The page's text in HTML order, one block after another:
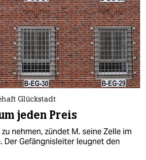
Glückstadt
jeden Preis
nehmen, zündet M. seine Zelle im
Der Gefängnisleiter leugnet den